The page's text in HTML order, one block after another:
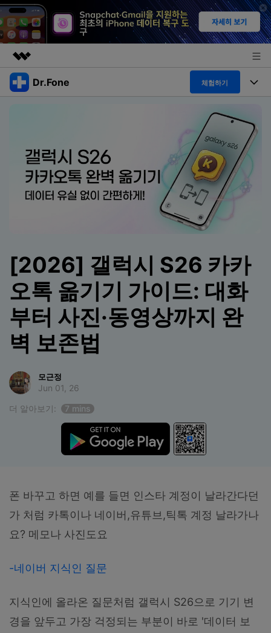
주요 제품
솔루션
뉴스룸
플랜 및 가격
Dr.Fone 체험하기
Dr.Fone Basic
폴 툴킷 보기 >
데스크탑
모바일
더 보기
탐색 및 발견
닥터폰 하이라이트 살펴보기
고객 지원 센터
다운로드 센터
공식 설치 파일 및 최신 버전 업데이트를 제공
리소스 허브
사용 가이드
iOS26 다운그레이드
무료 다운로드 로그인
검색하기
[2026] 갤럭시 S26 카카
오톡 옮기기 가이드: 대화
부터 사진·동영상까지 완
벽 보존법
모근정
Jun 01, 26
더 알아보기:
7 mins
폰 바꾸고 하면 예를 들면 인스타 계정이 날라간다던
가 처럼 카톡이나 네이버,유튜브,틱톡 계정 날라가나
요? 메모나 사진도요
-네이버 지식인 질문
지식인에 올라온 질문처럼 갤럭시 S26으로 기기 변
경을 앞두고 가장 걱정되는 부분이 바로 '데이터 보